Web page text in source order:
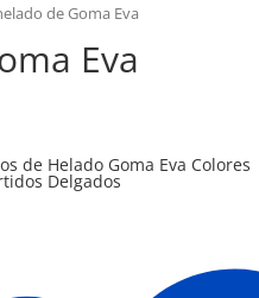
de Goma Eva
Eva
de Helado Goma Eva Colores
Delgados